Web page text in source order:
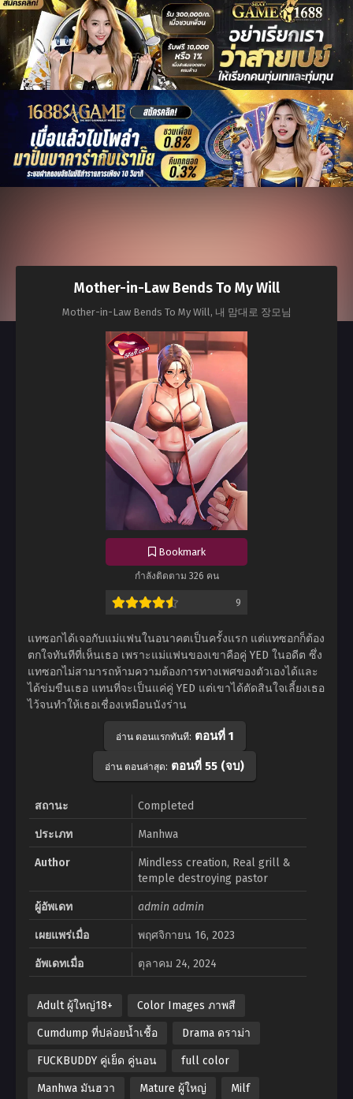
Mother-in-Law Bends To My Will
Mother-in-Law Bends To My Will, 내 맘대로 장모님
Bookmark
กำลังติดตาม 326 คน
9
แทซอกได้เจอกับแม่แฟนในอนาคตเป็นครั้งแรก แต่แทซอกก็ต้อง
ตกใจทันทีที่เห็นเธอ เพราะแม่แฟนของเขาคือคู่ YED ในอดีต ซึ่ง
แทซอกไม่สามารถห้ามความต้องการทางเพศของตัวเองได้และ
ได้ข่มขืนเธอ แทนที่จะเป็นแค่คู่ YED แต่เขาได้ตัดสินใจเลี้ยงเธอ
ไว้จนทำให้เธอเชื่องเหมือนนังร่าน
อ่าน ตอนแรกทันที: ตอนที่ 1
อ่าน ตอนล่าสุด: ตอนที่ 55 (จบ)
สถานะ Completed
ประเภท Manhwa
Author
Mindless creation, Real grill &
temple destroying pastor
ผู้อัพเดท admin admin
เผยแพร่เมื่อ พฤศจิกายน 16, 2023
อัพเดทเมื่อ ตุลาคม 24, 2024
Adult ผู้ใหญ่18+ Color Images ภาพสี
Cumdump ที่ปล่อยน้ำเชื้อ Drama ดราม่า
FUCKBUDDY คู่เย็ด คู่นอน full color
Manhwa มันฮวา Mature ผู้ใหญ่ Milf